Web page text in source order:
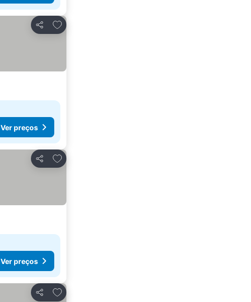
Partilhar
Adicionar aos favoritos
Ver preços
Partilhar
Adicionar aos favoritos
Ver preços
Partilhar
Adicionar aos favoritos